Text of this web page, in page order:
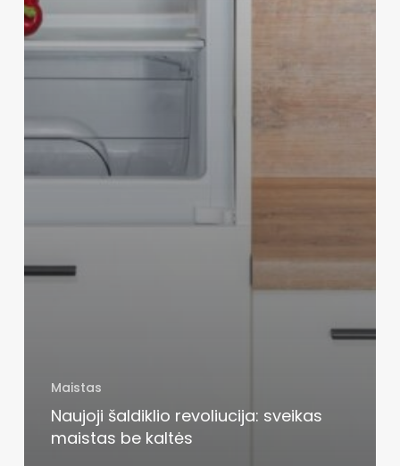
Maistas
Naujoji šaldiklio revoliucija: sveikas
maistas be kaltės